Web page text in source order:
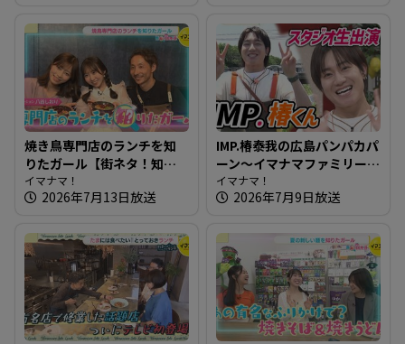
焼き鳥専門店のランチを知
りたガール【街ネタ！知り
たガール】
イマナマ！
2026年7月13日放送
IMP.椿泰我の広島パンパカパ
ーン～イマナマファミリー
IMP. 椿泰我くん2度目のスタ
ジオ登場！
イマナマ！
2026年7月9日放送